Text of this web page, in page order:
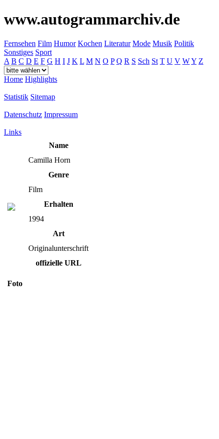
www.autogrammarchiv.de
Fernsehen Film Humor Kochen Literatur Mode Musik Politik
Sonstiges Sport
A B C D E F G H I J K L M N O P Q R S Sch St T U V WY Z
Home Highlights
Statistik Sitemap
Datenschutz Impressum
Links
Name
Camilla Horn
Genre
Film
Erhalten
1994
Art
Originalunterschrift
offizielle URL
Foto